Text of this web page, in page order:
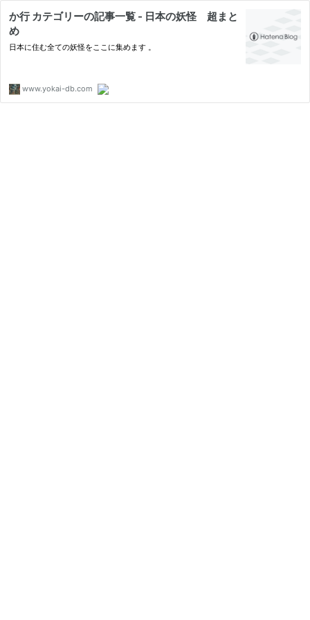
か行 カテゴリーの記事一覧 - 日本の妖怪 超まと
め
日本に住む全ての妖怪をここに集めます 。
www.yokai-db.com